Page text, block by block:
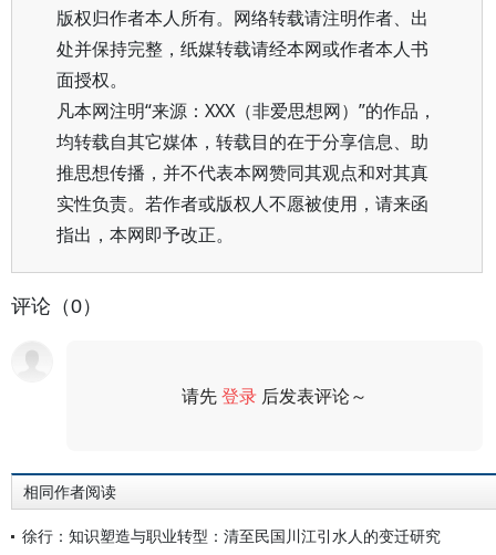
版权归作者本人所有。网络转载请注明作者、出
处并保持完整，纸媒转载请经本网或作者本人书
面授权。
凡本网注明“来源：XXX（非爱思想网）”的作品，
均转载自其它媒体，转载目的在于分享信息、助
推思想传播，并不代表本网赞同其观点和对其真
实性负责。若作者或版权人不愿被使用，请来函
指出，本网即予改正。
评论（0）
请先登录 后发表评论～
相同作者阅读
徐行：知识塑造与职业转型：清至民国川江引水人的变迁研究